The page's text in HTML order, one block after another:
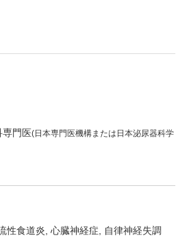
専門医(日本専門医機構または日本泌尿器科学
性食道炎 心臓神経症
自律神経失調